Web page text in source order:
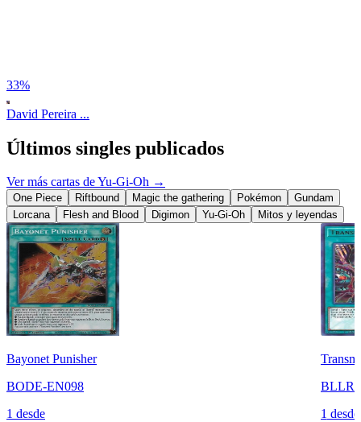
33%
David Pereira ...
Últimos singles publicados
Ver más cartas deYu-Gi-Oh →
One Piece Riftbound Magic the gathering Pokémon
Gundam
Lorcana
Flesh and Blood Digimon Yu-Gi-Oh Mitos y leyendas
Bayonet Punisher
BODE-EN098
1 desde
BLLR-
1 desde